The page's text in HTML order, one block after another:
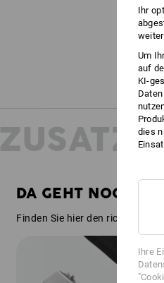
DA GEHT NOCH
Finden Sie hier den richtigen
Ihr
Um
auf
KI-
dies
Ihre